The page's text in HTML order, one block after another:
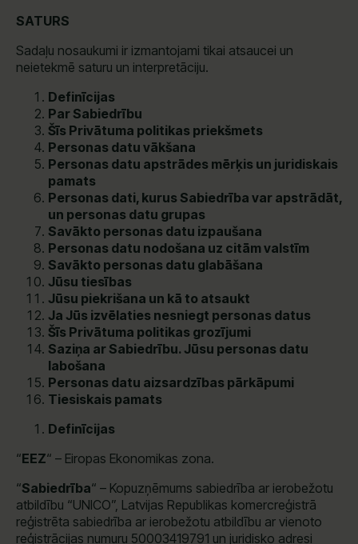
SATURS
Sadaļu nosaukumi ir izmantojami tikai atsaucei un
neietekmē saturu un interpretāciju.
Definīcijas
Par Sabiedrību
Šīs Privātuma politikas priekšmets
Personas datu vākšana
Personas datu apstrādes mērķis un juridiskais
pamats
Personas dati, kurus Sabiedrība var apstrādāt,
un personas datu grupas
Savākto personas datu izpaušana
Personas datu nodošana uz citām valstīm
Savākto personas datu glabāšana
Jūsu tiesības
Jūsu piekrišana un kā to atsaukt
Ja Jūs izvēlaties nesniegt personas datus
Šīs Privātuma politikas grozījumi
Saziņa ar Sabiedrību. Jūsu personas datu
labošana
Personas datu aizsardzības pārkāpumi
Tiesiskais pamats
Definīcijas
“EEZ“ – Eiropas Ekonomikas zona.
“Sabiedrība“ – Kopuzņēmums sabiedrība ar ierobežotu
atbildību “UNICO”, Latvijas Republikas komercreģistrā
reģistrēta sabiedrība ar ierobežotu atbildību ar vienoto
reģistrācijas numuru 50003419791 un juridisko adresi